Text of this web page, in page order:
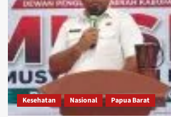
Kesehatan Nasional Papua Barat